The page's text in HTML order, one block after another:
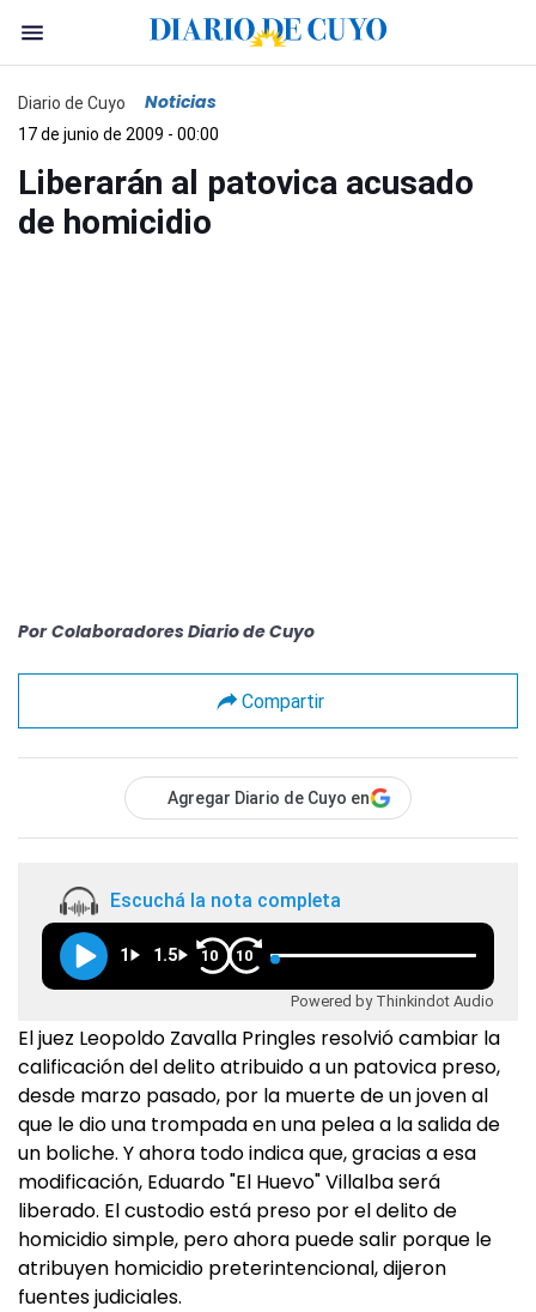
Diario de Cuyo Noticias
17 de junio de 2009 - 00:00
Liberarán al patovica acusado
de homicidio
Por Colaboradores Diario de Cuyo
Compartir
Agregar Diario de Cuyo en
Escuchá la nota completa
1 1.5 10 10
Powered by Thinkindot Audio
El juez Leopoldo Zavalla Pringles resolvió cambiar la
calificación del delito atribuido a un patovica preso,
desde marzo pasado, por la muerte de un joven al
que le dio una trompada en una pelea a la salida de
un boliche. Y ahora todo indica que, gracias a esa
modificación, Eduardo "El Huevo" Villalba será
liberado. El custodio está preso por el delito de
homicidio simple, pero ahora puede salir porque le
atribuyen homicidio preterintencional, dijeron
fuentes judiciales.